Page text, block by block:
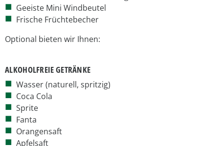
Geeiste Mini Windbeutel
Frische Früchtebecher
Optional bieten wir Ihnen:
ALKOHOLFREIE GETRÄNKE
Wasser (naturell, spritzig)
Coca Cola
Sprite
Fanta
Orangensaft
Apfelsaft